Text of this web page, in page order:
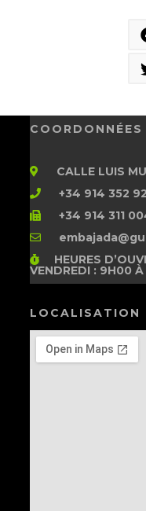
COORDONNÉES
CALLE LUIS
+34 914 352
+34 914 311
HEURES
VENDREDI : 9H00
LOCALISATION